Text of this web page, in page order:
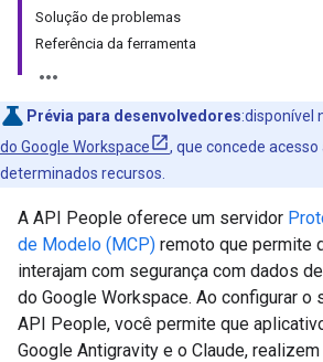
Solução de problemas
Referência da ferramenta
Prévia para desenvolvedores:disponível
do Google Workspace
, que concede
determinados recursos.
A API People oferece um servidor
de Modelo (MCP) remoto que permite
interajam com segurança com dados
do Google Workspace. Ao configurar o
API People, você permite que
Google Antigravity e o Claude,